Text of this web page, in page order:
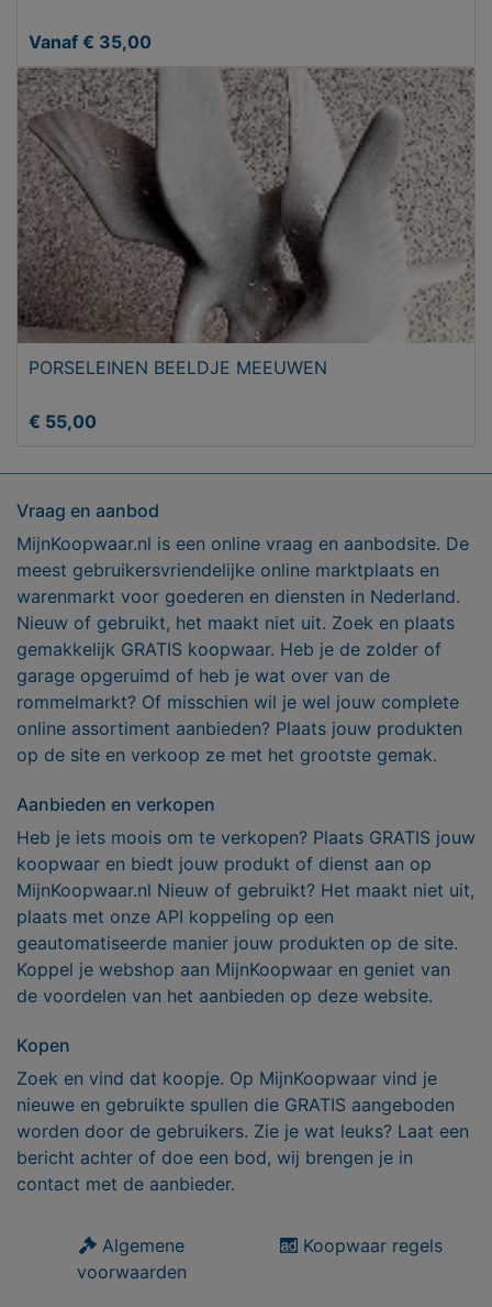
Vanaf € 35,00
PORSELEINEN BEELDJE MEEUWEN
€ 55,00
Vraag en aanbod
MijnKoopwaar.nl is een online vraag en aanbodsite. De
meest gebruikersvriendelijke online marktplaats en
warenmarkt voor goederen en diensten in Nederland.
Nieuw of gebruikt, het maakt niet uit. Zoek en plaats
gemakkelijk GRATIS koopwaar. Heb je de zolder of
garage opgeruimd of heb je wat over van de
rommelmarkt? Of misschien wil je wel jouw complete
online assortiment aanbieden? Plaats jouw produkten
op de site en verkoop ze met het grootste gemak.
Aanbieden en verkopen
Heb je iets moois om te verkopen? Plaats GRATIS jouw
koopwaar en biedt jouw produkt of dienst aan op
MijnKoopwaar.nl Nieuw of gebruikt? Het maakt niet uit,
plaats met onze API koppeling op een
geautomatiseerde manier jouw produkten op de site.
Koppel je webshop aan MijnKoopwaar en geniet van
de voordelen van het aanbieden op deze website.
Kopen
Zoek en vind dat koopje. Op MijnKoopwaar vind je
nieuwe en gebruikte spullen die GRATIS aangeboden
worden door de gebruikers. Zie je wat leuks? Laat een
bericht achter of doe een bod, wij brengen je in
contact met de aanbieder.
Algemene
voorwaarden
Koopwaar regels